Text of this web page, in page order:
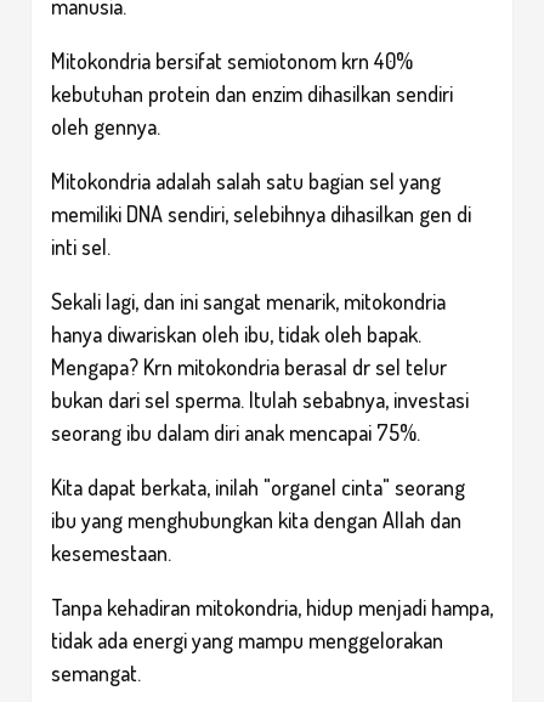
manusia.
Mitokondria bersifat semiotonom krn 40%
kebutuhan protein dan enzim dihasilkan sendiri
oleh gennya.
Mitokondria adalah salah satu bagian sel yang
memiliki DNA sendiri, selebihnya dihasilkan gen di
inti sel.
Sekali lagi, dan ini sangat menarik, mitokondria
hanya diwariskan oleh ibu, tidak oleh bapak.
Mengapa? Krn mitokondria berasal dr sel telur
bukan dari sel sperma. Itulah sebabnya, investasi
seorang ibu dalam diri anak mencapai 75%.
Kita dapat berkata, inilah "organel cinta" seorang
ibu yang menghubungkan kita dengan Allah dan
kesemestaan.
Tanpa kehadiran mitokondria, hidup menjadi hampa,
tidak ada energi yang mampu menggelorakan
semangat.